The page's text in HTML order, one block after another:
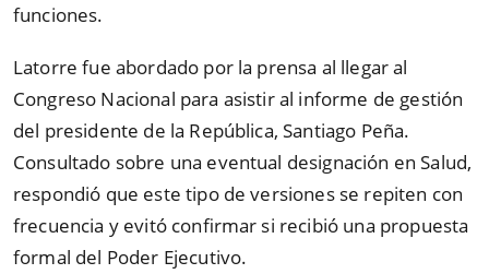
funciones.
Latorre fue abordado por la prensa al llegar al
Congreso Nacional para asistir al informe de gestión
del presidente de la República, Santiago Peña.
Consultado sobre una eventual designación en Salud,
respondió que este tipo de versiones se repiten con
frecuencia y evitó confirmar si recibió una propuesta
formal del Poder Ejecutivo.